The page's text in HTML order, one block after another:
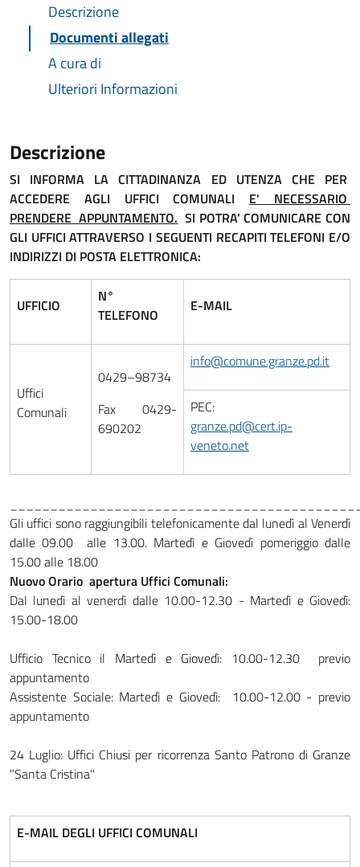
Descrizione
Documenti allegati
A cura di
Ulteriori Informazioni
Descrizione
SI INFORMA LA CITTADINANZA ED UTENZA CHE PER
ACCEDERE AGLI UFFICI COMUNALI E' NECESSARIO
PRENDERE APPUNTAMENTO. SI POTRA’ COMUNICARE CON
GLI UFFICI ATTRAVERSO I SEGUENTI RECAPITI TELEFONI E/O
INDIRIZZI DI POSTA ELETTRONICA:
UFFICIO
N°
TELEFONO
E-MAIL
Uffici
Comunali
0429–98734
Fax 0429-
690202
info@comune.granze.pd.it
PEC:
granze.pd@cert.ip-
veneto.net
Gli uffici sono raggiungibili telefonicamente dal lunedì al Venerdì
dalle 09.00 alle 13.00. Martedì e Giovedì pomeriggio dalle
15.00 alle 18.00
Nuovo Orario apertura Uffici Comunali:
Dal lunedì al venerdì dalle 10.00-12.30 - Martedì e Giovedì:
15.00-18.00
Ufficio Tecnico il Martedì e Giovedì: 10.00-12.30 previo
appuntamento
Assistente Sociale: Martedì e Giovedì: 10.00-12.00 - previo
appuntamento
24 Luglio: Uffici Chiusi per ricorrenza Santo Patrono di Granze
"Santa Cristina"
E-MAIL DEGLI UFFICI COMUNALI